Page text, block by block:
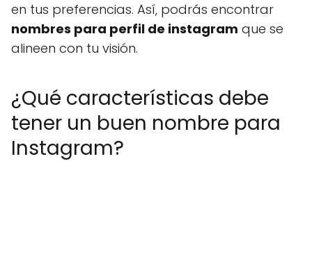
en tus preferencias. Así, podrás encontrar
nombres para perfil de instagram que se
alineen con tu visión.
¿Qué características debe
tener un buen nombre para
Instagram?